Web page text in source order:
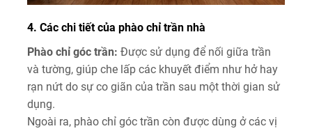
4. Các chi tiết của phào chỉ trần nhà
Phào chỉ góc trần: Được sử dụng để nối giữa trần
và tường, giúp che lấp các khuyết điểm như hở hay
rạn nứt do sự co giãn của trần sau một thời gian sử
dụng.
Ngoài ra, phào chỉ góc trần còn được dùng ở các vị